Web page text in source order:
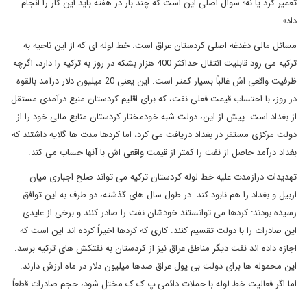
تعمیر کرد یا نه؛ سوال اصلی این است که چند بار در هفته باید این کار را انجام
داد».
مسائل مالی دغدغه اصلی کردستان عراق است. خط لوله ای که از این ناحیه به
ترکیه می رود قابلیت انتقال حداکثر 400 هزار بشکه در روز به ترکیه را دارد، اگرچه
ظرفیت واقعی اش غالباً بسیار کمتر است. این یعنی 20 میلیون دلار درآمد بالقوه
در روز، با احتساب قیمت فعلی نفت، که برای اقلیم کردستان منبع درآمدی مستقل
از بغداد است. پیش از این، دولت شبه خودمختار کردستان منابع مالی خود را از
دولت مرکزی مستقر در بغداد دریافت می کرد، اما کردها مدت ها گلایه داشتند که
بغداد درآمد حاصل از نفت را کمتر از قیمت واقعی اش با آنها حساب می کند.
تهدیدات درازمدت علیه خط لوله کردستان-ترکیه می تواند صلح اجباری میان
اربیل و بغداد را هم نابود کند. در طول سال های گذشته، دو طرف به این توافق
رسیده بودند: کردها می توانستند خودشان نفت را صادر کنند و برخی از عایدی
این صادرات را با دولت تقسیم کنند. کاری که کردها اخیراً کرده اند این است که
اجازه داده اند نفت دیگر مناطق عراق نیز از کردستان به نفتکش های ترکیه برسد.
این محموله ها برای دولت بی پول عراق صدها میلیون دلار در ماه ارزش دارند.
اما اگر فعالیت خط لوله با حملات دائمی پ.ک.ک مختل شود، حجم صادرات قطعاً